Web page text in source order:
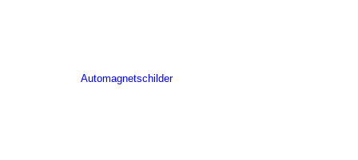
Automagnetschilder